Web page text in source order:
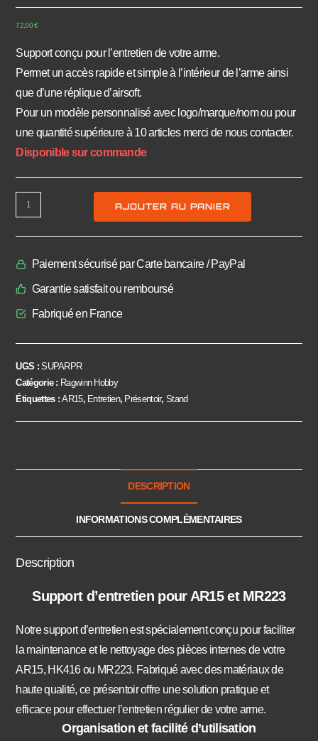
72,00€
Support conçu pour l’entretien de votre arme.
Permet un accès rapide et simple à l’intérieur de l’arme ainsi
que d’une réplique d’airsoft.
Pour un modèle personnalisé avec logo/marque/nom ou pour
une quantité supérieure à 10 articles merci de nous contacter.
Disponible sur commande
AJOUTER AU PANIER
Paiement sécurisé par Carte bancaire / PayPal
Garantie satisfait ou remboursé
Fabriqué en France
UGS :SUPARPR
Catégorie : Ragwinn Hobby
Étiquettes :AR15, Entretien, Présentoir,Stand
DESCRIPTION
INFORMATIONS COMPLÉMENTAIRES
Description
Support d’entretien pour AR15 et MR223
Notre support d’entretien est spécialement conçu pour faciliter
la maintenance et le nettoyage des pièces internes de votre
AR15, HK416 ou MR223. Fabriqué avec des matériaux de
haute qualité, ce présentoir offre une solution pratique et
efficace pour effectuer l’entretien régulier de votre arme.
Organisation et facilité d’utilisation